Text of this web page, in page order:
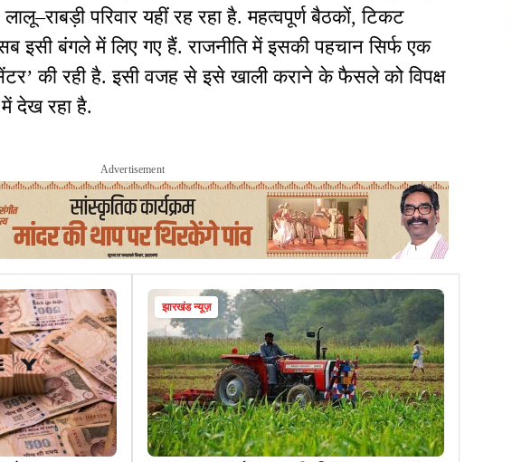
परिवार यहीं रह रहा है. महत्वपूर्ण बैठकों, टिकट
इसी बंगले में लिए गए हैं. राजनीति में इसकी पहचान सिर्फ एक
की रही है. इसी वजह से इसे खाली कराने के फैसले को विपक्ष
देख रहा है.
Advertisement
झारखंड न्यूज़